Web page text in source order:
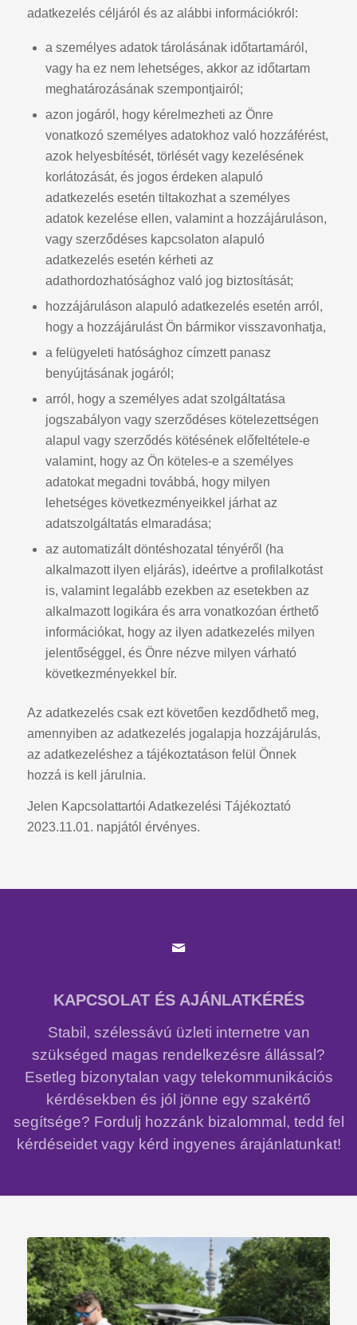
adatkezelés céljáról és az alábbi információkról:
a személyes adatok tárolásának időtartamáról,
vagy ha ez nem lehetséges, akkor az időtartam
meghatározásának szempontjairól;
azon jogáról, hogy kérelmezheti az Önre
vonatkozó személyes adatokhoz való hozzáférést,
azok helyesbítését, törlését vagy kezelésének
korlátozását, és jogos érdeken alapuló
adatkezelés esetén tiltakozhat a személyes
adatok kezelése ellen, valamint a hozzájáruláson,
vagy szerződéses kapcsolaton alapuló
adatkezelés esetén kérheti az
adathordozhatósághoz való jog biztosítását;
hozzájáruláson alapuló adatkezelés esetén arról,
hogy a hozzájárulást Ön bármikor visszavonhatja,
a felügyeleti hatósághoz címzett panasz
benyújtásának jogáról;
arról, hogy a személyes adat szolgáltatása
jogszabályon vagy szerződéses kötelezettségen
alapul vagy szerződés kötésének előfeltétele-e
valamint, hogy az Ön köteles-e a személyes
adatokat megadni továbbá, hogy milyen
lehetséges következményeikkel járhat az
adatszolgáltatás elmaradása;
az automatizált döntéshozatal tényéről (ha
alkalmazott ilyen eljárás), ideértve a profilalkotást
is, valamint legalább ezekben az esetekben az
alkalmazott logikára és arra vonatkozóan érthető
információkat, hogy az ilyen adatkezelés milyen
jelentőséggel, és Önre nézve milyen várható
következményekkel bír.
Az adatkezelés csak ezt követően kezdődhető meg,
amennyiben az adatkezelés jogalapja hozzájárulás,
az adatkezeléshez a tájékoztatáson felül Önnek
hozzá is kell járulnia.
Jelen Kapcsolattartói Adatkezelési Tájékoztató
2023.11.01. napjától érvényes.
KAPCSOLAT ÉS AJÁNLATKÉRÉS
Stabil, szélessávú üzleti internetre van
szükséged magas rendelkezésre állással?
Esetleg bizonytalan vagy telekommunikációs
kérdésekben és jól jönne egy szakértő
segítsége? Fordulj hozzánk bizalommal, tedd fel
kérdéseidet vagy kérd ingyenes árajánlatunkat!